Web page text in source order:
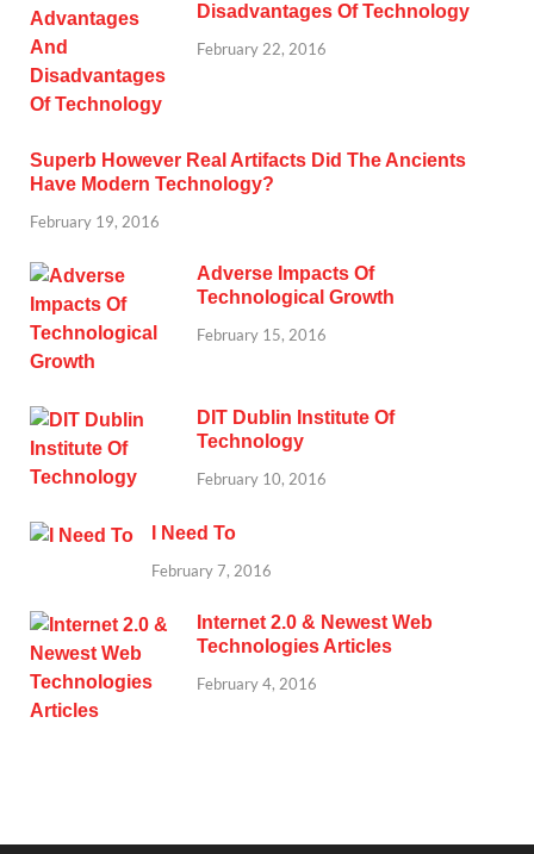
Disadvantages Of Technology
February 22, 2016
Superb However Real Artifacts Did The Ancients
Have Modern Technology?
February 19, 2016
Adverse Impacts Of
Technological Growth
February 15, 2016
DIT Dublin Institute Of
Technology
February 10, 2016
I Need To
February 7, 2016
Internet 2.0 & Newest Web
Technologies Articles
February 4, 2016